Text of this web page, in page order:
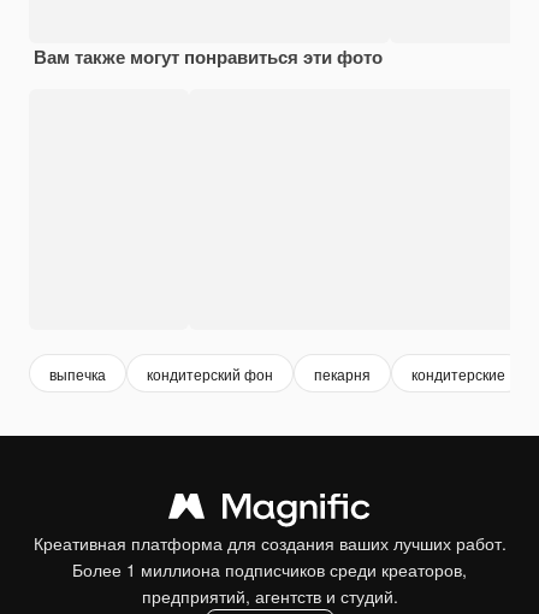
Вам также могут понравиться эти фото
выпечка кондитерский фон пекарня кондитерские
Креативная платформа для создания ваших лучших работ.
Более 1 миллиона подписчиков среди креаторов,
предприятий, агентств и студий.